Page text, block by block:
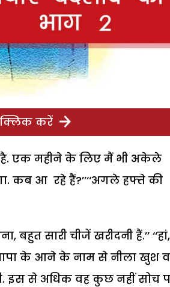
क्लिक करें
है. एक महीने के लिए मैं भी अकेले
कब आ रहे हैं?’’‘‘अगले हफ्ते की
सारी चीजें खरीदनी हैं.’’ ‘‘हां,
के आने के नाम से नीला खुश व
इस से अधिक वह कुछ नहीं सोच